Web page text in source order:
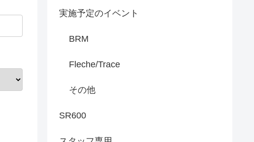
実施予定のイベント
BRM
Fleche/Trace
その他
SR600